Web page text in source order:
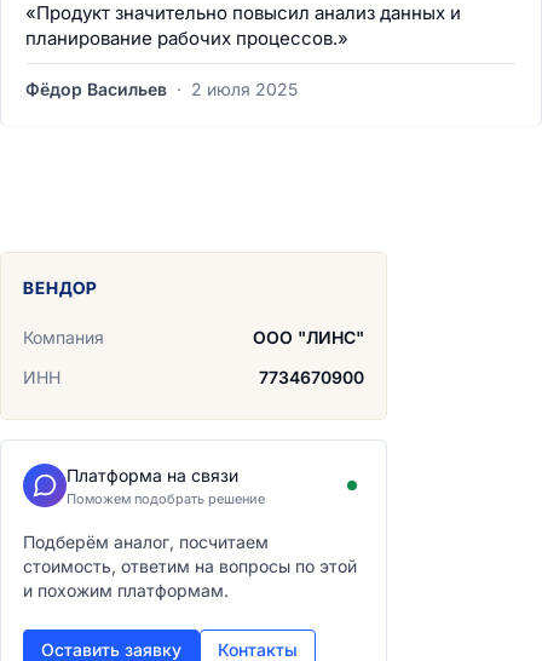
«Продукт значительно повысил анализ данных и
планирование рабочих процессов.»
Фёдор Васильев · 2 июля 2025
ВЕНДОР
Компания
ООО "ЛИНС"
ИНН
7734670900
Платформа на связи
Поможем подобрать решение
Подберём аналог, посчитаем
стоимость, ответим на вопросы по этой
и похожим платформам.
Оставить заявку Контакты